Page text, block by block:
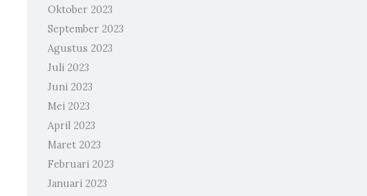
Oktober 2023
September 2023
Agustus 2023
Juli 2023
Juni 2023
Mei 2023
April 2023
Maret 2023
Februari 2023
Januari 2023